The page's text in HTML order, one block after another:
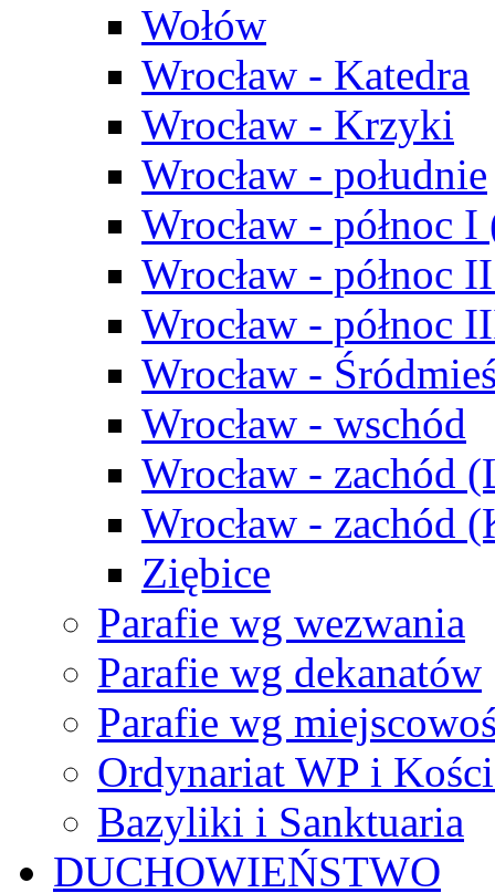
Wołów
Wrocław - Katedra
Wrocław - Krzyki
Wrocław - południe
Wrocław - północ
Wrocław - północ
Wrocław - północ
Wrocław -
Wrocław - wschód
Wrocław - zachód
Wrocław - zachód
Ziębice
Parafie wg wezwania
Parafie wg dekanatów
Parafie wg
Ordynariat WP i
Bazyliki i Sanktuaria
DUCHOWIEŃSTWO